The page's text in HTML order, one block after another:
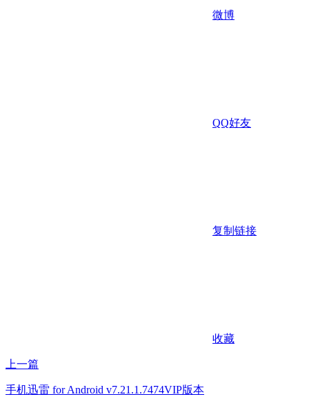
微博
QQ好友
复制链接
收藏
上一篇
手机迅雷 for Android v7.21.1.7474VIP版本